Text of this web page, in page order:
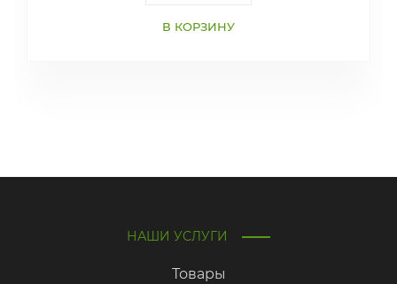
В КОРЗИНУ
НАШИ УСЛУГИ
Товары